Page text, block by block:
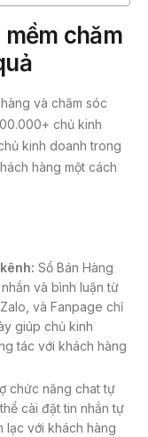
mềm chăm
và chăm sóc
chủ kinh
kinh doanh trong
hàng một cách
Sổ Bán Hàng
và bình luận từ
và Fanpage chỉ
giúp chủ kinh
tác với khách hàng
chức năng chat tự
cài đặt tin nhắn tự
lạc với khách hàng